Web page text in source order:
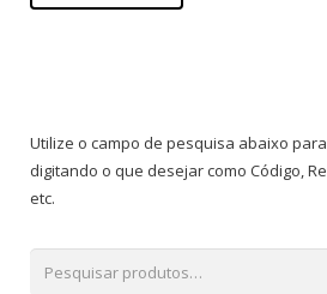
Utilize o campo de pesquisa abaixo
digitando o que desejar como Código,
etc.